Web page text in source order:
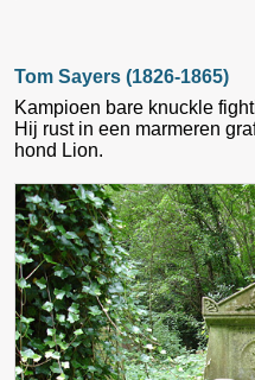
Tom Sayers (1826-1865)
Kampioen bare knuckle
Hij rust in een marmeren
hond Lion.